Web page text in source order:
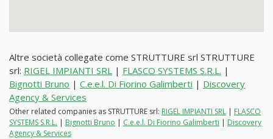
Altre società collegate come STRUTTURE srl STRUTTURE
srl: RIGEL IMPIANTI SRL | FLASCO SYSTEMS S.R.L. |
Bignotti Bruno | C.e.e.l. Di Fiorino Galimberti | Discovery
Agency & Services
Other related companies as STRUTTURE srl: RIGEL IMPIANTI SRL | FLASCO
SYSTEMS S.R.L. | Bignotti Bruno | C.e.e.l. Di Fiorino Galimberti | Discovery
Agency & Services